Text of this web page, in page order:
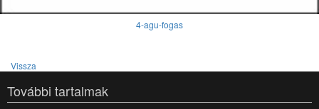
4-agu-fogas
Vissza
További tartalmak